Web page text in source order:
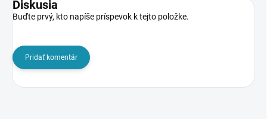
Diskusia
Buďte prvý, kto napíše príspevok k tejto položke.
Pridať komentár